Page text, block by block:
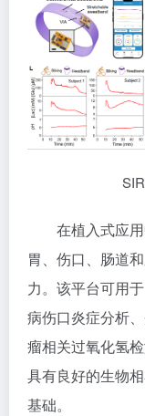
在植入式应
胃、伤口、肠道
力。该平台可用
病伤口炎症分析
瘤相关过氧化氢
具有良好的生物
基础。